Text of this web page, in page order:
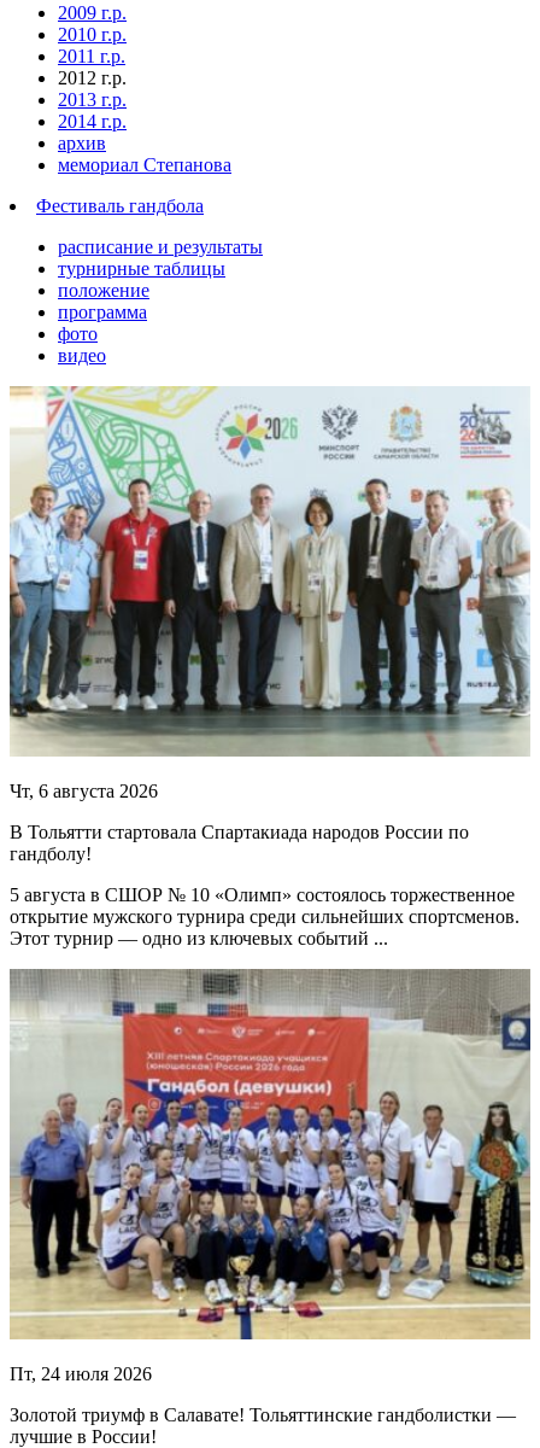
2009 г.р.
2010 г.р.
2011 г.р.
2012 г.р.
2013 г.р.
2014 г.р.
архив
мемориал Степанова
Фeстивaль гaндбoлa
расписание и результаты
турнирные таблицы
положение
программа
фoтo
видео
Чт, 6 августа 2026
В Тольятти стартовала Спартакиада народов России по
гандболу!
5 августа в СШОР № 10 «Олимп» состоялось торжественное
открытие мужского турнира среди сильнейших спортсменов.
Этот турнир — одно из ключевых событий ...
Пт, 24 июля 2026
Золотой триумф в Салавате! Тольяттинские гандболистки —
лучшие в России!